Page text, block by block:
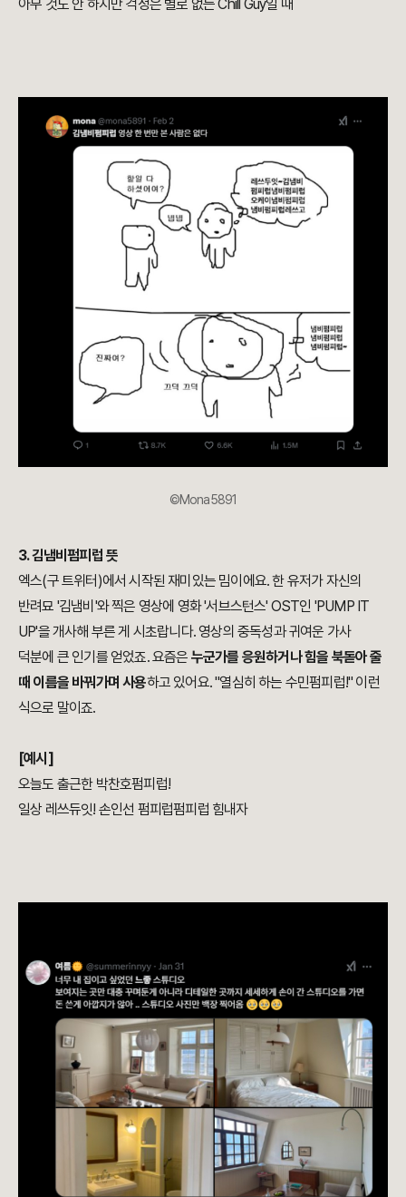
아무 것도 안 하지만 걱정은 별로 없는 Chill Guy일 때
©Mona5891
3. 김냄비펌피럽 뜻
엑스(구 트위터)에서 시작된 재미있는 밈이에요. 한 유저가 자신의
반려묘 '김냄비'와 찍은 영상에 영화 '서브스턴스' OST인 'PUMP IT
UP'을 개사해 부른 게 시초랍니다. 영상의 중독성과 귀여운 가사
덕분에 큰 인기를 얻었죠. 요즘은 누군가를 응원하거나 힘을 북돋아 줄
때 이름을 바꿔가며 사용하고 있어요. "열심히 하는 수민펌피럽!" 이런
식으로 말이죠.
[예시]
오늘도 출근한 박찬호펌피럽!
일상 레쓰듀잇! 손인선 펌피럽펌피럽 힘내자